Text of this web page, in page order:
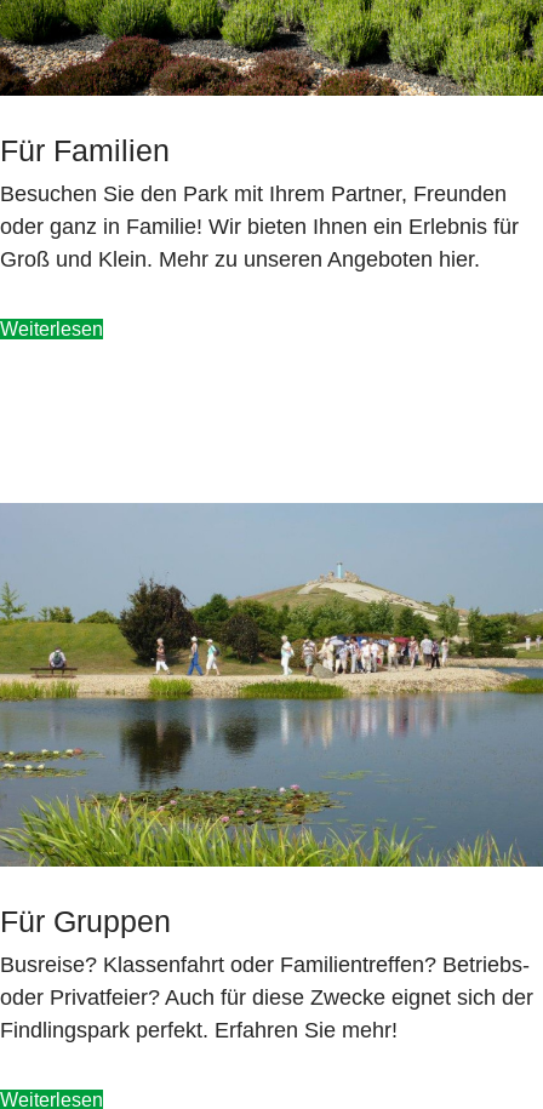
Für Familien
Besuchen Sie den Park mit Ihrem Partner, Freunden
oder ganz in Familie! Wir bieten Ihnen ein Erlebnis für
Groß und Klein. Mehr zu unseren Angeboten hier.
Weiterlesen
Für Gruppen
Busreise? Klassenfahrt oder Familientreffen? Betriebs-
oder Privatfeier? Auch für diese Zwecke eignet sich der
Findlingspark perfekt. Erfahren Sie mehr!
Weiterlesen